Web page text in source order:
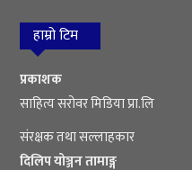
हाम्रो टिम
प्रकाशक
साहित्य सरोवर मिडिया प्रा.लि
संरक्षक तथा सल्लाहकार
दिलिप योञ्जन तामाङ्ग